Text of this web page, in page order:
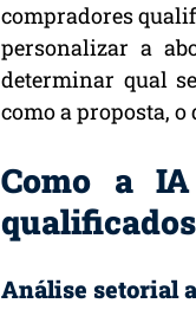
compradores
personalizar a
determinar qual
como a proposta,
Como a
qualificados
Análise setorial